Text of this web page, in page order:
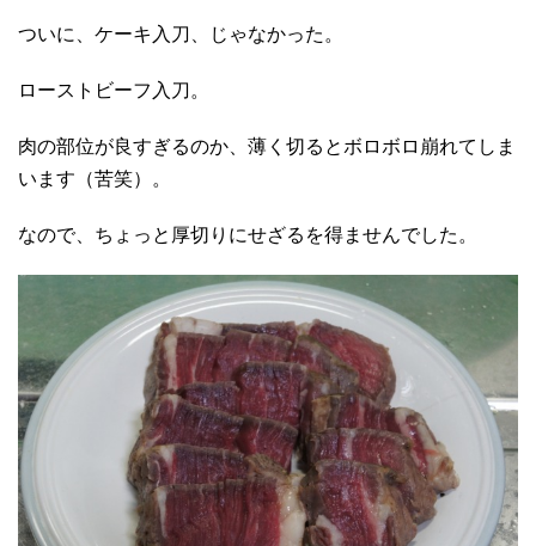
ついに、ケーキ入刀、じゃなかった。
ローストビーフ入刀。
肉の部位が良すぎるのか、薄く切るとボロボロ崩れてしま
います（苦笑）。
なので、ちょっと厚切りにせざるを得ませんでした。